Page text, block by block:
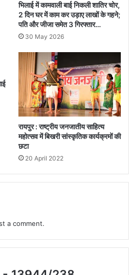
भिलाई में कामवाली बाई निकली शातिर चोर,
2 दिन घर में काम कर उड़ाए लाखों के गहने;
पति और जीजा समेत 3 गिरफ्तार…
30 May 2026
रायपुर : राष्ट्रीय जनजातीय साहित्य
महोत्सव में बिखरी सांस्कृतिक कार्यक्रमों की
छटा
20 April 2022
a comment.